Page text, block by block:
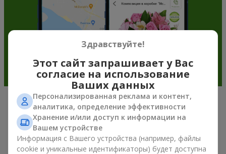
Подарочные корзины —
универсальный подарок к любому
празднику
Здравствуйте!
Этот сайт запрашивает у Вас
согласие на использование
Ваших данных
Персонализированная реклама и контент,
аналитика, определение эффективности
Хранение и/или доступ к информации на
Вашем устройстве
Информация с Вашего устройства (например, файлы
cookie и уникальные идентификаторы) будет доступна